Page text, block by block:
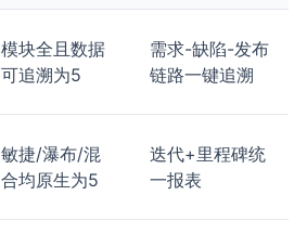
模块全且数据
可追溯为5
需求-缺陷-发布
链路一键追溯
敏捷/瀑布/混
合均原生为5
迭代+里程碑统
一报表